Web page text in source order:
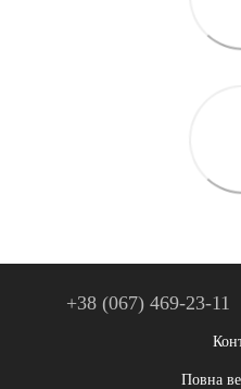
+38 (067) 469-23-11
Повна